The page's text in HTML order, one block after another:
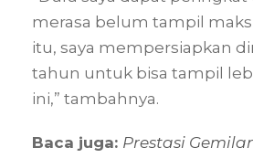
merasa belum tampil
itu, saya mempersiapkan
tahun untuk bisa tampil
ini,” tambahnya.
Baca juga: Prestasi